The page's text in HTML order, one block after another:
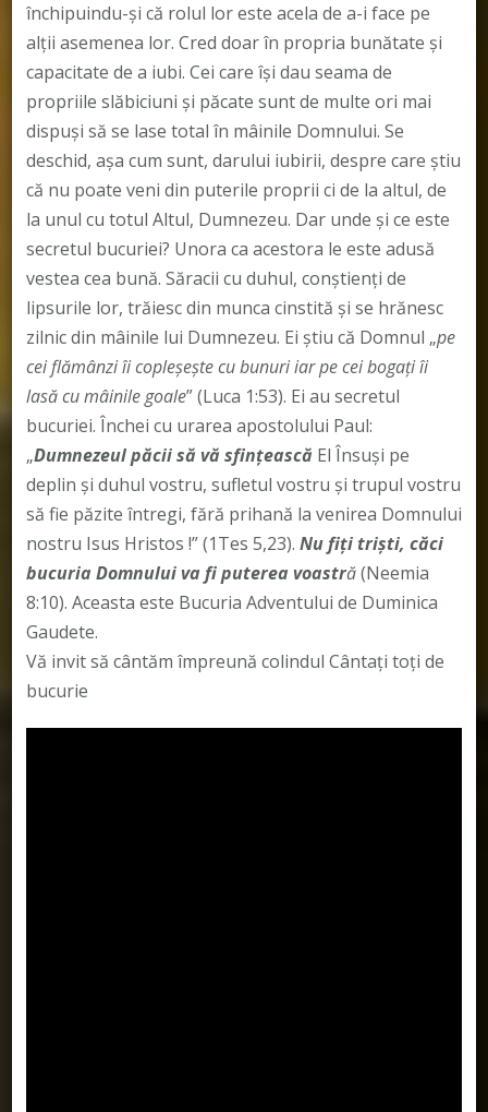
închipuindu-şi că rolul lor este acela de a-i face pe
alţii asemenea lor. Cred doar în propria bunătate şi
capacitate de a iubi. Cei care îşi dau seama de
propriile slăbiciuni şi păcate sunt de multe ori mai
dispuşi să se lase total în mâinile Domnului. Se
deschid, aşa cum sunt, darului iubirii, despre care ştiu
că nu poate veni din puterile proprii ci de la altul, de
la unul cu totul Altul, Dumnezeu. Dar unde și ce este
secretul bucuriei? Unora ca acestora le este adusă
vestea cea bună. Săracii cu duhul, conştienţi de
lipsurile lor, trăiesc din munca cinstită şi se hrănesc
zilnic din mâinile lui Dumnezeu. Ei ştiu că Domnul „pe
cei flămânzi îi copleşeşte cu bunuri iar pe cei bogaţi îi
lasă cu mâinile goale” (Luca 1:53). Ei au secretul
bucuriei. Închei cu urarea apostolului Paul:
„Dumnezeul păcii să vă sfinţească El Însuşi pe
deplin şi duhul vostru, sufletul vostru şi trupul vostru
să fie păzite întregi, fără prihană la venirea Domnului
nostru Isus Hristos !” (1Tes 5,23). Nu fiţi trişti, căci
bucuria Domnului va fi puterea voastră(Neemia
8:10). Aceasta este Bucuria Adventului de Duminica
Gaudete.
Vă invit să cântăm împreună colindul Cântați toți de
bucurie